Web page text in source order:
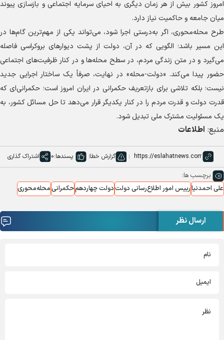
امروز کشور بیش از هر زمان دیگری به احیای سرمایه اجتماعی و بازسازی پیوند
میان جامعه و حاکمیت نیاز دارد.
طرح محله‌محوری، اگر به‌درستی اجرا شود، می‌تواند یکی از مهم‌ترین گام‌ها در
این مسیر باشد؛ الگویی که در آن، دولت از پشت دیوار‌های بروکراسی فاصله
می‌گیرد و در متن زندگی مردم، در سطح محله‌ها و در کنار ظرفیت‌های اجتماعی
حضور پیدا می‌کند. «دولت-محله» در نهایت، صرفاً یک ساختار اجرایی جدید
نیست؛ بلکه تلاشی برای بازتعریف حکمرانی در ایران امروز است؛ حکمرانی‌ای که
قدرت دولت و قدرت مردم را در کنار یکدیگر قرار می‌دهد تا حل مسائل کشور، به
یک مسئولیت مشترک ملی تبدیل شود.
منبع: اطلاعات
گزارش خطا پسندها:0 اشتراک گذاری
برچسب ها:
علی احمدنیارییس امور اطلاع‌رسانی دولتدولت چهاردهمحکمرانیمحله‌محوری
ارسال نظر